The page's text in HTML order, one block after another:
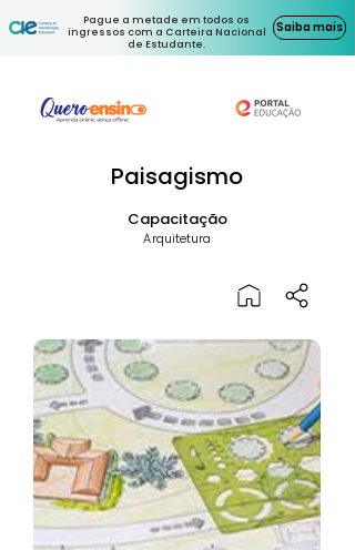
Pague a metade em todos os
ingressos com a Carteira Nacional
de Estudante.
Saiba mais
Paisagismo
Capacitação
Arquitetura